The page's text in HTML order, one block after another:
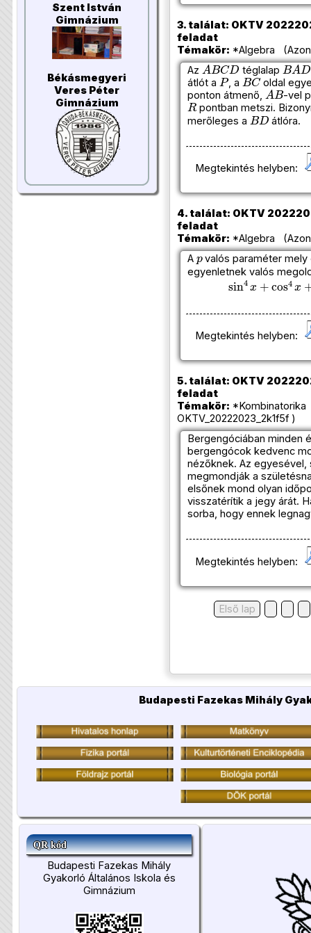
Szent István
Gimnázium
Békásmegyeri
Veres Péter
Gimnázium
3. találat: OKTV
feladat
Témakör: *Algebra
Az
ABCD
téglalap
BAD
átlót a
P
, a
BC
oldal
ponton átmenő,
AB
-vel
R
pontban metszi.
merőleges a
BD
átlóra.
Megtekintés helyben:
4. találat: OKTV
feladat
Témakör: *Algebra
A
p
valós paraméter mely
egyenletnek valós
sin4x+cos4x+
Megtekintés helyben:
5. találat: OKTV
feladat
Témakör:
OKTV_20222023_2k1f5f )
Bergengóciában minden
bergengócok kedvenc
nézőknek. Az
megmondják a
elsőnek mond olyan
visszatérítik a jegy árát.
sorba, hogy ennek
Megtekintés helyben:
Első lap
Budapesti Fazekas Mihály
QR kód
Budapesti Fazekas Mihály
Gyakorló Általános Iskola és
Gimnázium